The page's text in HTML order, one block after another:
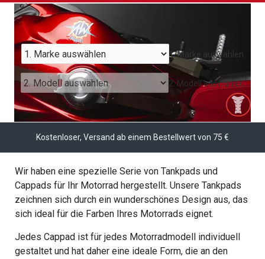
1. Marke auswählen
2. Modell auswählen
Kostenloser, Versand ab einem Bestellwert von 75 €
Wir haben eine spezielle Serie von Tankpads und
Cappads für Ihr Motorrad hergestellt. Unsere Tankpads
zeichnen sich durch ein wunderschönes Design aus, das
sich ideal für die Farben Ihres Motorrads eignet.
Jedes Cappad ist für jedes Motorradmodell individuell
gestaltet und hat daher eine ideale Form, die an den